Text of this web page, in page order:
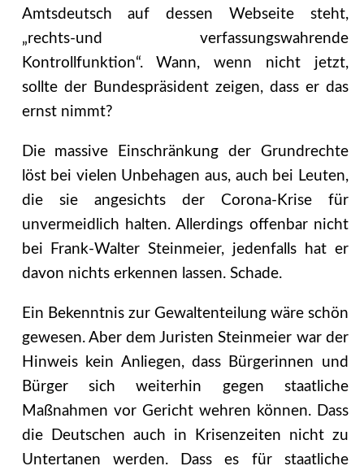
Amtsdeutsch auf dessen Webseite steht,
„rechts-und verfassungswahrende
Kontrollfunktion“. Wann, wenn nicht jetzt,
sollte der Bundespräsident zeigen, dass er das
ernst nimmt?
Die massive Einschränkung der Grundrechte
löst bei vielen Unbehagen aus, auch bei Leuten,
die sie angesichts der Corona-Krise für
unvermeidlich halten. Allerdings offenbar nicht
bei Frank-Walter Steinmeier, jedenfalls hat er
davon nichts erkennen lassen. Schade.
Ein Bekenntnis zur Gewaltenteilung wäre schön
gewesen. Aber dem Juristen Steinmeier war der
Hinweis kein Anliegen, dass Bürgerinnen und
Bürger sich weiterhin gegen staatliche
Maßnahmen vor Gericht wehren können. Dass
die Deutschen auch in Krisenzeiten nicht zu
Untertanen werden. Dass es für staatliche